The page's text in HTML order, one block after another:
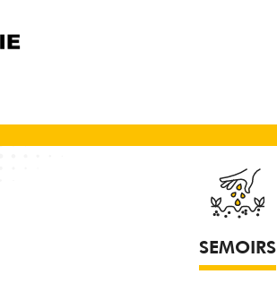
SEMOIRS